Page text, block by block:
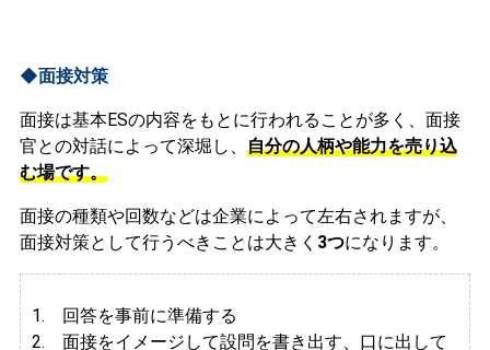
◆面接対策
面接は基本ESの内容をもとに行われることが多く、面接
官との対話によって深堀し、 自分の人柄や能力を売り込
む場です。
面接の種類や回数などは企業によって左右されますが、
面接対策として行うべきことは大きく 3つになります。
1. 回答を事前に準備する
2. 面接をイメージして設問を書き出す、口に出して